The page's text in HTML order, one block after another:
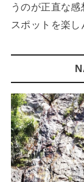
うのが正直な
スポットを楽し